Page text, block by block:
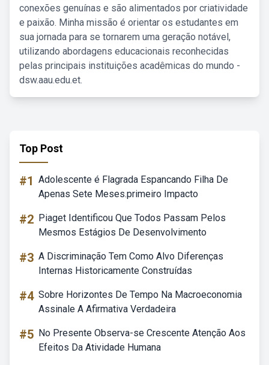
conexões genuínas e são alimentados por criatividade
e paixão. Minha missão é orientar os estudantes em
sua jornada para se tornarem uma geração notável,
utilizando abordagens educacionais reconhecidas
pelas principais instituições acadêmicas do mundo -
dsw.aau.edu.et.
Top Post
#1 Adolescente é Flagrada Espancando Filha De
Apenas Sete Meses.primeiro Impacto
#2 Piaget Identificou Que Todos Passam Pelos
Mesmos Estágios De Desenvolvimento
#3 A Discriminação Tem Como Alvo Diferenças
Internas Historicamente Construídas
#4 Sobre Horizontes De Tempo Na Macroeconomia
Assinale A Afirmativa Verdadeira
#5 No Presente Observa-se Crescente Atenção Aos
Efeitos Da Atividade Humana